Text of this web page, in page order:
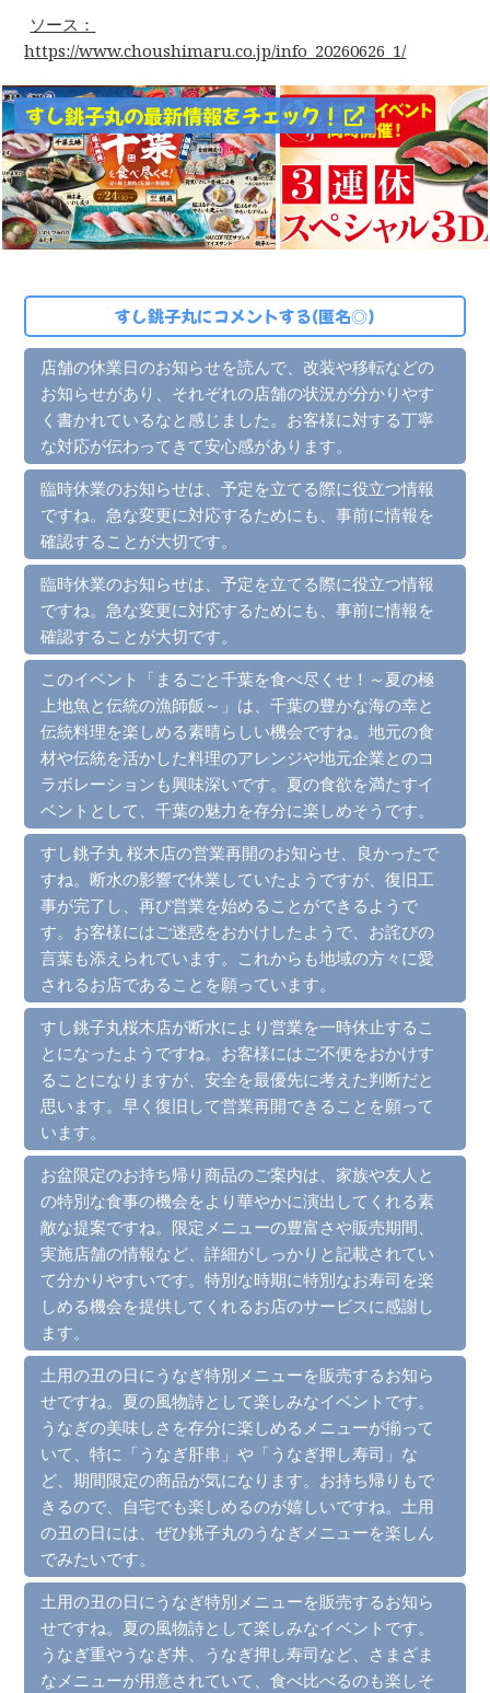
ソース：
https://www.choushimaru.co.jp/info_20260626_1/
すし銚子丸の最新情報をチェック！
すし銚子丸にコメントする(匿名◎)
店舗の休業日のお知らせを読んで、改装や移転などの
お知らせがあり、それぞれの店舗の状況が分かりやす
く書かれているなと感じました。お客様に対する丁寧
な対応が伝わってきて安心感があります。
臨時休業のお知らせは、予定を立てる際に役立つ情報
ですね。急な変更に対応するためにも、事前に情報を
確認することが大切です。
臨時休業のお知らせは、予定を立てる際に役立つ情報
ですね。急な変更に対応するためにも、事前に情報を
確認することが大切です。
このイベント「まるごと千葉を食べ尽くせ！～夏の極
上地魚と伝統の漁師飯～」は、千葉の豊かな海の幸と
伝統料理を楽しめる素晴らしい機会ですね。地元の食
材や伝統を活かした料理のアレンジや地元企業とのコ
ラボレーションも興味深いです。夏の食欲を満たすイ
ベントとして、千葉の魅力を存分に楽しめそうです。
すし銚子丸 桜木店の営業再開のお知らせ、良かったで
すね。断水の影響で休業していたようですが、復旧工
事が完了し、再び営業を始めることができるようで
す。お客様にはご迷惑をおかけしたようで、お詫びの
言葉も添えられています。これからも地域の方々に愛
されるお店であることを願っています。
すし銚子丸桜木店が断水により営業を一時休止するこ
とになったようですね。お客様にはご不便をおかけす
ることになりますが、安全を最優先に考えた判断だと
思います。早く復旧して営業再開できることを願って
います。
お盆限定のお持ち帰り商品のご案内は、家族や友人と
の特別な食事の機会をより華やかに演出してくれる素
敵な提案ですね。限定メニューの豊富さや販売期間、
実施店舗の情報など、詳細がしっかりと記載されてい
て分かりやすいです。特別な時期に特別なお寿司を楽
しめる機会を提供してくれるお店のサービスに感謝し
ます。
土用の丑の日にうなぎ特別メニューを販売するお知ら
せですね。夏の風物詩として楽しみなイベントです。
うなぎの美味しさを存分に楽しめるメニューが揃って
いて、特に「うなぎ肝串」や「うなぎ押し寿司」な
ど、期間限定の商品が気になります。お持ち帰りもで
きるので、自宅でも楽しめるのが嬉しいですね。土用
の丑の日には、ぜひ銚子丸のうなぎメニューを楽しん
でみたいです。
土用の丑の日にうなぎ特別メニューを販売するお知ら
せですね。夏の風物詩として楽しみなイベントです。
うなぎ重やうなぎ丼、うなぎ押し寿司など、さまざま
なメニューが用意されていて、食べ比べるのも楽しそ